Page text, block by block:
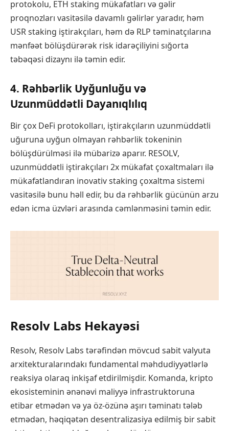
protokolu, ETH staking mükafatları və gəlir
proqnozları vasitəsilə davamlı gəlirlər yaradır, həm
USR staking iştirakçıları, həm də RLP təminatçılarına
mənfəət bölüşdürərək risk idarəçiliyini sığorta
təbəqəsi dizaynı ilə təmin edir.
4. Rəhbərlik Uyğunluğu və
Uzunmüddətli Dayanıqlılıq
Bir çox DeFi protokolları, iştirakçıların uzunmüddətli
uğuruna uyğun olmayan rəhbərlik tokeninin
bölüşdürülməsi ilə mübarizə aparır. RESOLV,
uzunmüddətli iştirakçıları 2x mükafat çoxaltmaları ilə
mükafatlandıran inovativ staking çoxaltma sistemi
vasitəsilə bunu həll edir, bu da rəhbərlik gücünün arzu
edən icma üzvləri arasında cəmlənməsini təmin edir.
Resolv Labs Hekayəsi
Resolv, Resolv Labs tərəfindən mövcud sabit valyuta
arxitekturalarındakı fundamental məhdudiyyətlərlə
reaksiya olaraq inkişaf etdirilmişdir. Komanda, kripto
ekosisteminin ənənəvi maliyyə infrastruktoruna
etibar etmədən və ya öz-özünə aşırı təminatı tələb
etmədən, həqiqətən desentralizasiya edilmiş bir sabit